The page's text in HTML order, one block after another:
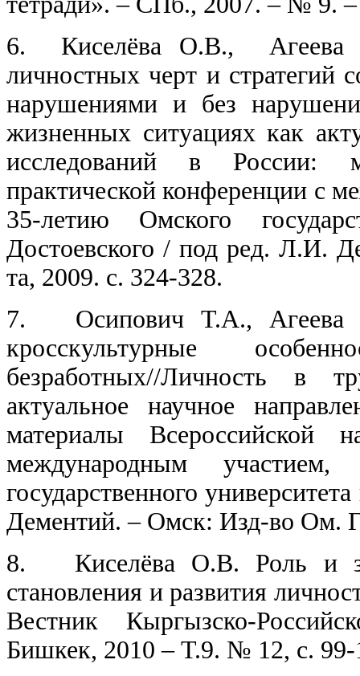
6.
Киселёва О.В.,
личностных черт и стратегий
нарушениями и без
жизненных ситуациях как
исследований в России:
практической конференции с
35-летию Омского
Достоевского / под ред. Л.И.
та, 2009. с. 324-328.
7. Осипович Т.А.,
кросскультурные
безработных//Личность в
актуальное научное
материалы Всероссийской
международным
государственного
Дементий. – Омск: Изд-во Ом.
8. Киселёва О.В. Роль и
становления и развития
Вестник Кыргызско-
Бишкек, 2010 – Т.9. № 12, с. 99-